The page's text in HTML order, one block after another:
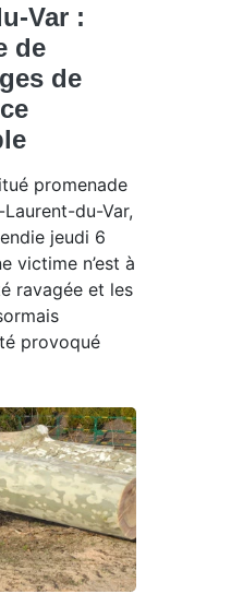
Var :
de
de
promenade
du-Var,
jeudi 6
victime n’est à
ravagée et les
provoqué